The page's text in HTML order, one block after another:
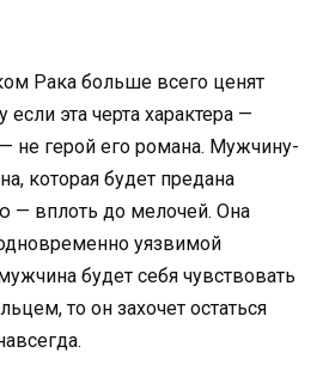
Рака больше всего ценят
если эта черта характера —
не герой его романа. Мужчину-
которая будет предана
— вплоть до мелочей. Она
уязвимой
будет себя чувствовать
то он захочет остаться